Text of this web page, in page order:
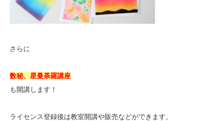
さらに
数秘、星曼荼羅講座
も開講します！
ライセンス登録後は教室開講や販売などができます。